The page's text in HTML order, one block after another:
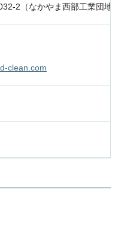
2（なかやま西部工業団地
clean.com